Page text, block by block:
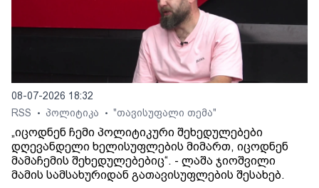
08-07-2026 18:32
RSS
• პოლიტიკა • "თავისუფალი თემა"
„იცოდნენ ჩემი პოლიტიკური შეხედულებები
დღევანდელი ხელისუფლების მიმართ, იცოდნენ
მამაჩემის შეხედულებებიც“. - ლაშა ჯიოშვილი
მამის სამსახურიდან გათავისუფლების შესახებ.